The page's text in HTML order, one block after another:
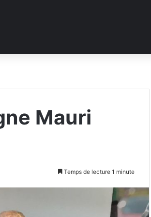
Mauri
Temps de lecture 1 minute